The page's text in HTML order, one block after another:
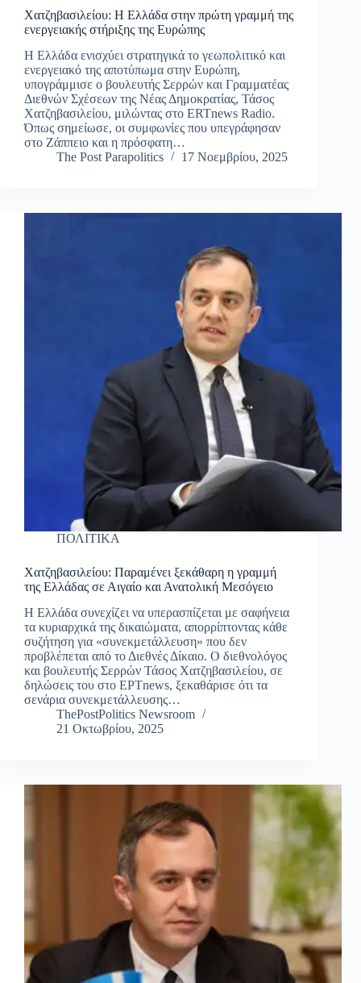
Χατζηβασιλείου: Η Ελλάδα στην πρώτη γραμμή της
ενεργειακής στήριξης της Ευρώπης
Η Ελλάδα ενισχύει στρατηγικά το γεωπολιτικό και
ενεργειακό της αποτύπωμα στην Ευρώπη,
υπογράμμισε ο βουλευτής Σερρών και Γραμματέας
Διεθνών Σχέσεων της Νέας Δημοκρατίας, Τάσος
Χατζηβασιλείου, μιλώντας στο ERTnews Radio.
Όπως σημείωσε, οι συμφωνίες που υπεγράφησαν
στο Ζάππειο και η πρόσφατη…
The Post Parapolitics
17 Νοεμβρίου, 2025
ΠΟΛΙΤΙΚΑ
Χατζηβασιλείου: Παραμένει ξεκάθαρη η γραμμή
της Ελλάδας σε Αιγαίο και Ανατολική Μεσόγειο
Η Ελλάδα συνεχίζει να υπερασπίζεται με σαφήνεια
τα κυριαρχικά της δικαιώματα, απορρίπτοντας κάθε
συζήτηση για «συνεκμετάλλευση» που δεν
προβλέπεται από το Διεθνές Δίκαιο. Ο διεθνολόγος
και βουλευτής Σερρών Τάσος Χατζηβασιλείου, σε
δηλώσεις του στο ΕΡΤnews, ξεκαθάρισε ότι τα
σενάρια συνεκμετάλλευσης…
ThePostPolitics Newsroom
21 Οκτωβρίου, 2025